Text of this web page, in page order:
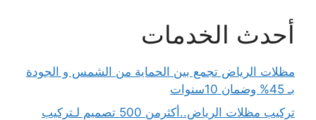
أحدث الخدمات
مظلات الرياض تجمع بين الحماية من الشمس و الجودة
بـ 45% وضمان 10سنوات
تركيب مظلات الرياض..أكثرمن 500 تصميم لـتركيب